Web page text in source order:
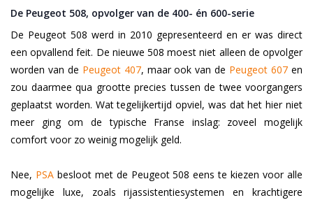
De Peugeot 508, opvolger van de 400- én 600-serie
De Peugeot 508 werd in 2010 gepresenteerd en er was direct
een opvallend feit. De nieuwe 508 moest niet alleen de opvolger
worden van de Peugeot 407, maar ook van de Peugeot 607 en
zou daarmee qua grootte precies tussen de twee voorgangers
geplaatst worden. Wat tegelijkertijd opviel, was dat het hier niet
meer ging om de typische Franse inslag: zoveel mogelijk
comfort voor zo weinig mogelijk geld.
Nee, PSAbesloot met de Peugeot 508 eens te kiezen voor alle
mogelijke luxe, zoals rijassistentiesystemen en krachtigere